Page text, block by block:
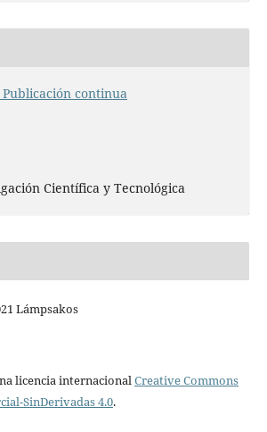
continua
Científica y Tecnológica
Lámpsakos
licencia internacionalCreative Commons
SinDerivadas 4.0.